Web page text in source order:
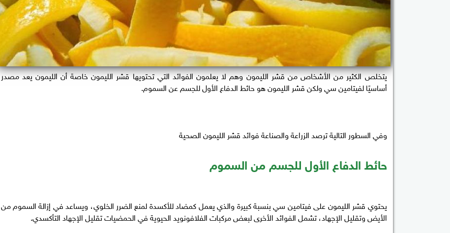
يتخلص الكثير من الأشخاص من قشر الليمون وهم لا يعلمون الفوائد التي تحتويها قشر الليمون خاصة أن الليمون يعد مصدر
أساسيًا لفيتامين سي ولكن قشر الليمون هو حائط الدفاع الأول للجسم عن السموم.
وفي السطور التالية ترصد الزراعة والصناعة فوائد قشر الليمون الصحية
حائط الدفاع الأول للجسم من السموم
يحتوي قشر الليمون على فيتامين سي بنسبة كبيرة والذي يعمل كمضاد للأكسدة لمنع الضرر الخلوي، ويساعد في إزالة السموم من
الأيض وتقليل الإجهاد، تشمل الفوائد الأخرى لبعض مركبات الفلافونويد الحيوية في الحمضيات تقليل الإجهاد التأكسدي.